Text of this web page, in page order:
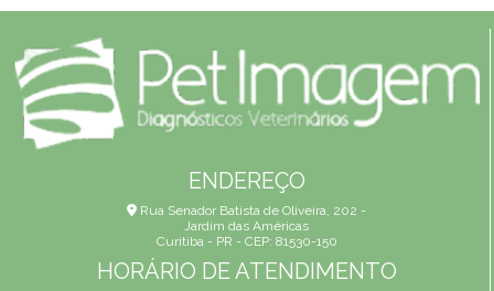
ENDEREÇO
Rua Senador Batista de Oliveira, 202 -
Jardim das Américas
Curitiba - PR - CEP: 81530-150
HORÁRIO DE ATENDIMENTO